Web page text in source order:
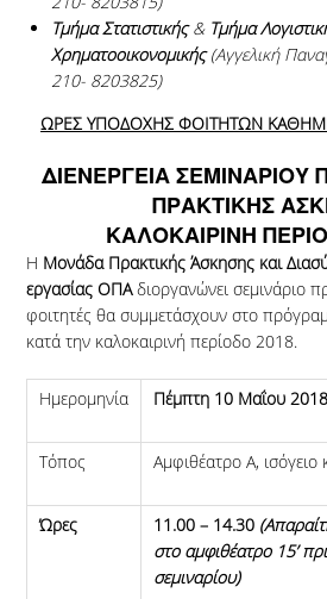
Τμήμα Στατιστικής& Τμήμα
Χρηματοοικονομικής(Αγγελική
210- 8203825)
ΩΡΕΣ ΥΠΟΔΟΧΗΣ ΦΟΙΤΗΤΩΝ
ΔΙΕΝΕΡΓΕΙΑ ΣΕΜΙΝΑΡΙΟΥ
ΠΡΑΚΤΙΚΗΣ
ΚΑΛΟΚΑΙΡΙΝΗ
H Μονάδα Πρακτικής Άσκησης και
εργασίας ΟΠΑδιοργανώνει σεμινάριο
φοιτητές θα συμμετάσχουν στο
κατά την καλοκαιρινή περίοδο 2018.
Ημερομηνία Πέμπτη 10 Μαΐου 2018
Τόπος Αμφιθέατρο Α, ισόγειο
Ώρες 11.00 – 14.30
στoαμφιθέατρο 15’
σεμιναρίου)